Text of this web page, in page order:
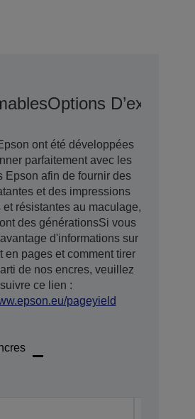
Options
ont été développées
parfaitement avec les
Epson afin de fournir des
et des impressions
résistantes au maculage,
des générationsSi vous
d'informations sur
en pages et comment tirer
de nos encres, veuillez
suivre ce lien :
pageyield